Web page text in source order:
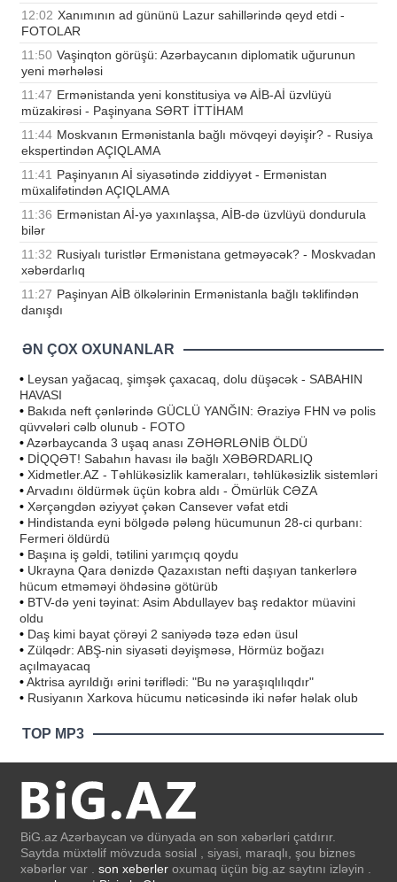
12:02 Xanımının ad gününü Lazur sahillərində qeyd etdi -
FOTOLAR
11:50 Vaşinqton görüşü: Azərbaycanın diplomatik uğurunun
yeni mərhələsi
11:47 Ermənistanda yeni konstitusiya və AİB-Aİ üzvlüyü
müzakirəsi - Paşinyana SƏRT İTTİHAM
11:44 Moskvanın Ermənistanla bağlı mövqeyi dəyişir? - Rusiya
ekspertindən AÇIQLAMA
11:41 Paşinyanın Aİ siyasətində ziddiyyət - Ermənistan
müxalifətindən AÇIQLAMA
11:36 Ermənistan Aİ-yə yaxınlaşsa, AİB-də üzvlüyü dondurula
bilər
11:32 Rusiyalı turistlər Ermənistana getməyəcək? - Moskvadan
xəbərdarlıq
11:27 Paşinyan AİB ölkələrinin Ermənistanla bağlı təklifindən
danışdı
ƏN ÇOX OXUNANLAR
• Leysan yağacaq, şimşək çaxacaq, dolu düşəcək - SABAHIN
HAVASI
• Bakıda neft çənlərində GÜCLÜ YANĞIN: Əraziyə FHN və polis
qüvvələri cəlb olunub - FOTO
•Azərbaycanda 3 uşaq anası ZƏHƏRLƏNİB ÖLDÜ
• DİQQƏT! Sabahın havası ilə bağlı XƏBƏRDARLIQ
• Xidmetler.AZ - Təhlükəsizlik kameraları, təhlükəsizlik sistemləri
•Arvadını öldürmək üçün kobra aldı - Ömürlük CƏZA
• Xərçəngdən əziyyət çəkən Cansever vəfat etdi
• Hindistanda eyni bölgədə pələng hücumunun 28-ci qurbanı:
Fermeri öldürdü
• Başına iş gəldi, tətilini yarımçıq qoydu
• Ukrayna Qara dənizdə Qazaxıstan nefti daşıyan tankerlərə
hücum etməməyi öhdəsinə götürüb
• BTV-də yeni təyinat: Asim Abdullayev baş redaktor müavini
oldu
• Daş kimi bayat çörəyi 2 saniyədə təzə edən üsul
• Zülqədr: ABŞ-nin siyasəti dəyişməsə, Hörmüz boğazı
açılmayacaq
•Aktrisa ayrıldığı ərini təriflədi: "Bu nə yaraşıqlılıqdır"
• Rusiyanın Xarkova hücumu nəticəsində iki nəfər həlak olub
TOP MP3
BiG.az Azərbaycan və dünyada ən son xəbərləri çatdırır.
Saytda müxtəlif mövzuda sosial , siyasi, maraqlı, şou biznes
xəbərlər var . son xeberler oxumaq üçün big.az saytını izləyin .